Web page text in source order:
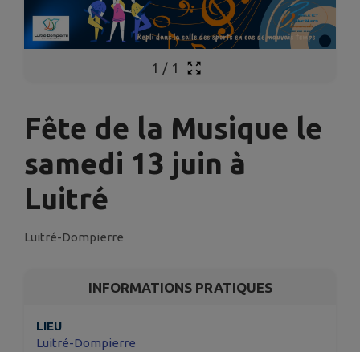
1 / 1
Fête de la Musique le
samedi 13 juin à
Luitré
Luitré-Dompierre
INFORMATIONS PRATIQUES
LIEU
Luitré-Dompierre